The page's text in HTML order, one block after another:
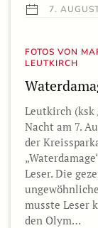
7.
FOTOS VON
LEUTKIRCH
Leutkirch (ksk
Nacht am 7.
der
Leser. Die
musste Leser
den Olym…